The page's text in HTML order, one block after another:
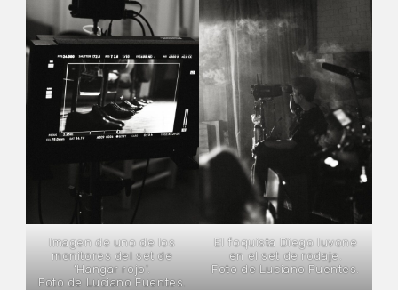
Imagen de uno de los
monitores del set de
‘Hangar rojo’.
Foto de Luciano Fuentes.
El foquista Diego Iuvone
en el set de rodaje.
Foto de Luciano Fuentes.